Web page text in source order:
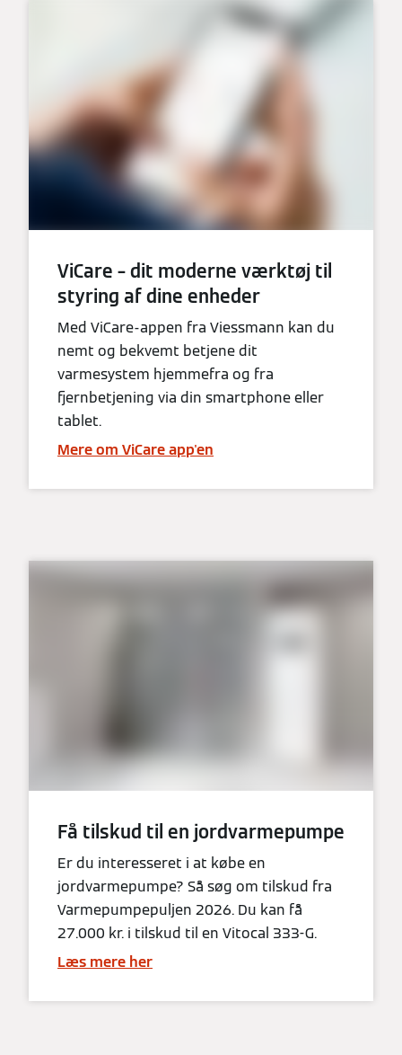
ViCare – dit moderne værktøj til
styring af dine enheder
Med ViCare-appen fra Viessmann kan du
nemt og bekvemt betjene dit
varmesystem hjemmefra og fra
fjernbetjening via din smartphone eller
tablet.
Mere om ViCare app'en
Få tilskud til en jordvarmepumpe
Er du interesseret i at købe en
jordvarmepumpe? Så søg om tilskud fra
Varmepumpepuljen 2026. Du kan få
27.000 kr. i tilskud til en Vitocal 333-G.
Læs mere her